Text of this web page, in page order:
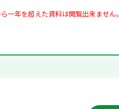
一年を超えた資料は閲覧出来ません。